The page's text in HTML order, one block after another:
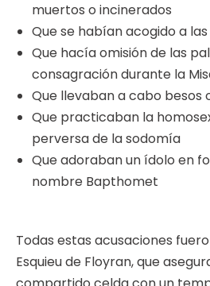
muertos o incinerados
Que se habían acogido a
Que hacía omisión de las
consagración durante la
Que llevaban a cabo besos
Que practicaban la
perversa de la sodomía
Que adoraban un ídolo en
nombre Bapthomet
Todas estas acusaciones
Esquieu de Floyran, que